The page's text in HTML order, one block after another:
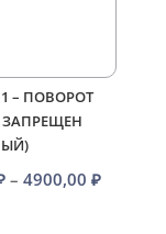
– ПОВОРОТ
– 4900,00₽